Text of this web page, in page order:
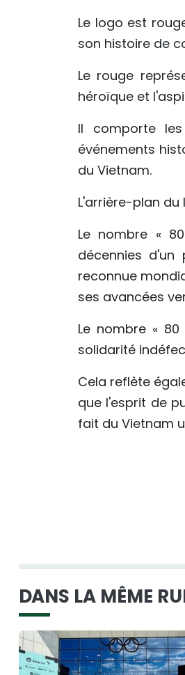
Le logo est
son histoire de
Le rouge
héroïque et
Il comporte
événements
du Vietnam.
L'arrière-plan
Le nombre «
décennies
reconnue
ses avancées
Le nombre «
solidarité
Cela reflète
que l'esprit de
fait du Vietnam
DANS LA MÊME